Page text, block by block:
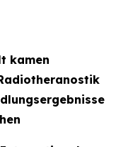
kamen